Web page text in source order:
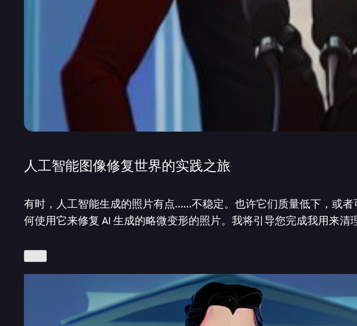
人工智能图像修复世界的实践之旅
有时，人工智能生成的照片有点……不稳定。也许它们质量低下，或者
何使用它来修复 AI 生成的略微变形的照片。我将引导您完成我用来清